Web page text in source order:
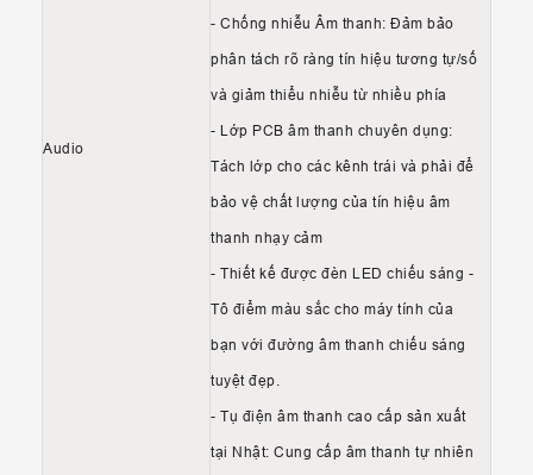
Audio
- Chống nhiễu Âm thanh: Đảm bảo
phân tách rõ ràng tín hiệu tương tự/số
và giảm thiểu nhiễu từ nhiều phía
- Lớp PCB âm thanh chuyên dụng:
Tách lớp cho các kênh trái và phải để
bảo vệ chất lượng của tín hiệu âm
thanh nhạy cảm
- Thiết kế được đèn LED chiếu sáng -
Tô điểm màu sắc cho máy tính của
bạn với đường âm thanh chiếu sáng
tuyệt đẹp.
- Tụ điện âm thanh cao cấp sản xuất
tại Nhật: Cung cấp âm thanh tự nhiên